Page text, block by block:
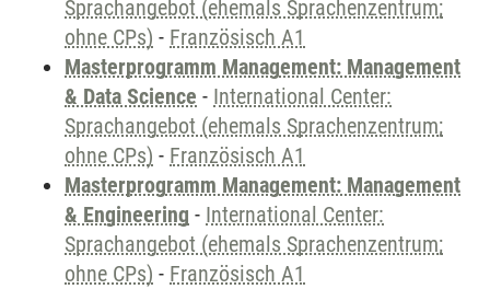
Sprachangebot (ehemals Sprachenzentrum;
ohne CPs) - Französisch A1
Masterprogramm Management: Management
& Data Science - International Center:
Sprachangebot (ehemals Sprachenzentrum;
ohne CPs) - Französisch A1
Masterprogramm Management: Management
& Engineering - International Center:
Sprachangebot (ehemals Sprachenzentrum;
ohne CPs) - Französisch A1